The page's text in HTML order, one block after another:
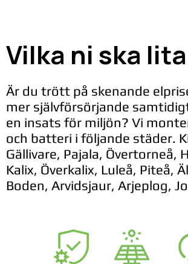
Vilka ni ska
Är du trött på skenande
mer självförsörjande
en insats för miljön? Vi
och batteri i följande städer.
Gällivare, Pajala, Övertorneå,
Kalix, Överkalix, Luleå, Piteå,
Boden, Arvidsjaur, Arjeplog,